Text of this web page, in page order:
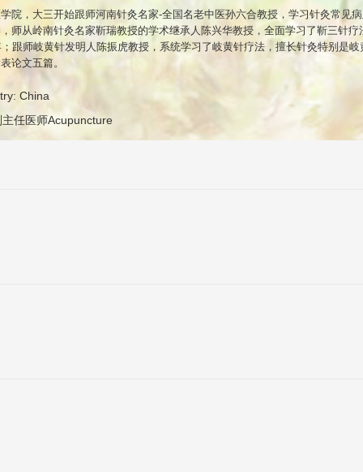
院，大三开始跟师河南针灸名家-全国名老中医孙六合教授，学习针灸常见
师从岭南针灸名家靳瑞教授的学术继承人陈兴华教授，全面学习了靳三针
跟师岐黄针发明人陈振虎教授，系统学习了岐黄针疗法，擅长针灸特别是
论文五篇。
China
任医师Acupuncture